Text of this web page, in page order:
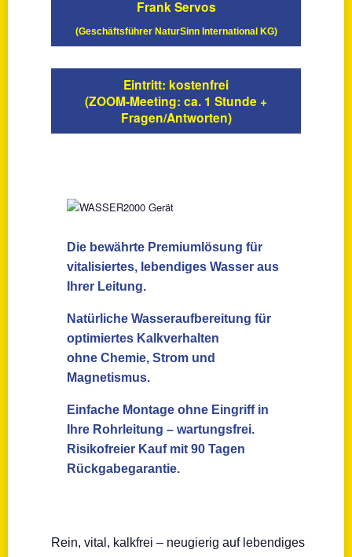
Frank Servos
(Geschäftsführer NaturSinn International KG)
Eintritt: kostenfrei
(ZOOM-Meeting: ca. 1 Stunde +
Fragen/Antworten)
Die bewährte Premiumlösung für
vitalisiertes, lebendiges Wasser aus
Ihrer Leitung.
Natürliche Wasseraufbereitung für
optimiertes Kalkverhalten
ohne Chemie, Strom und
Magnetismus.
Einfache Montage ohne Eingriff in
Ihre Rohrleitung – wartungsfrei.
Risikofreier Kauf mit 90 Tagen
Rückgabegarantie.
Rein, vital, kalkfrei – neugierig auf lebendiges